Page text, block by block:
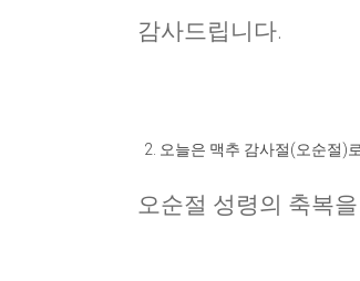
감사드립니다.
오늘은 맥추 감사절(오순절)
오순절 성령의 축복